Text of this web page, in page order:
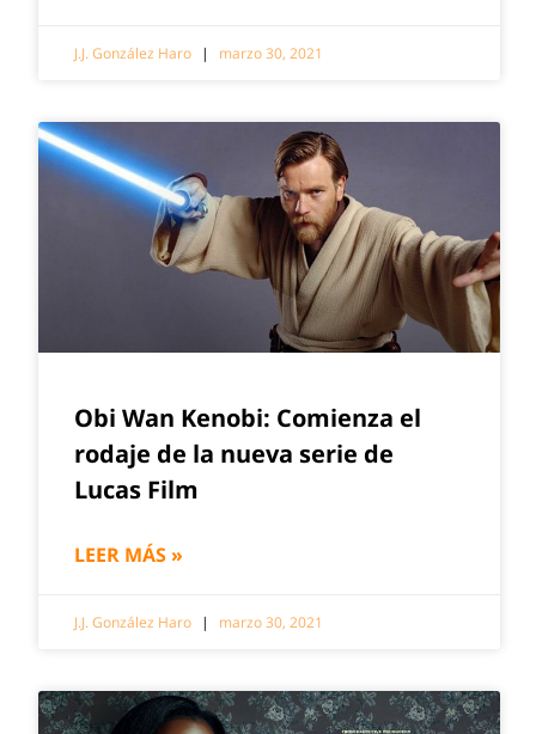
J.J. González Haro marzo 30, 2021
Obi Wan Kenobi: Comienza el
rodaje de la nueva serie de
Lucas Film
LEER MÁS »
J.J. González Haro marzo 30, 2021